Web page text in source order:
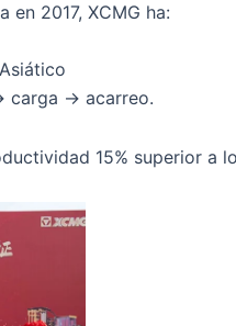
2017, XCMG ha:
carga → acarreo.
15% superior a